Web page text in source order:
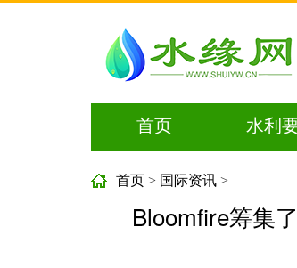
首页 水利
首页 > 国际资讯 >
Bloomfire筹集